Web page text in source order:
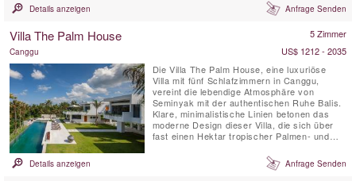
Details anzeigen Anfrage Senden
Villa The Palm House 5 Zimmer
Canggu
US$ 1212 - 2035
Die Villa The Palm House, eine luxuriöse
Villa mit fünf Schlafzimmern in Canggu,
vereint die lebendige Atmosphäre von
Seminyak mit der authentischen Ruhe Balis.
Klare, minimalistische Linien betonen das
moderne Design dieser Villa, die sich über
fast einen Hektar tropischer Palmen- und
atemberaubenden Blick auf die terrassierten
Reisfelder bietet. Jedes Detail wurde
Details anzeigen Anfrage Senden